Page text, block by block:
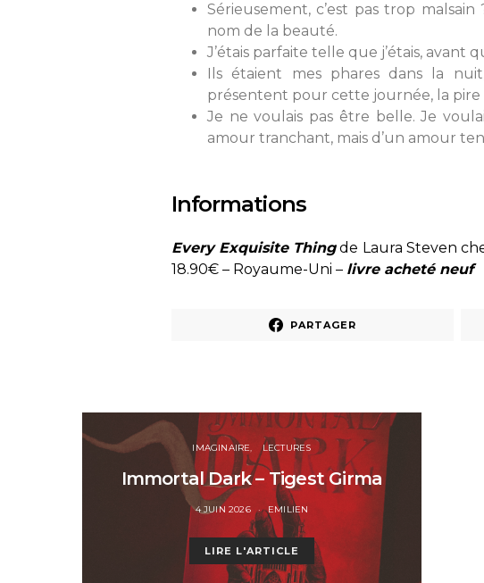
Sérieusement, c’est pas trop
nom de la beauté.
J’étais parfaite telle que j’étais, avant
Ils étaient mes phares dans la
présentent pour cette journée, la pire
Je ne voulais pas être belle. Je
amour tranchant, mais d’un amour
Informations
Every Exquisite Thingde Laura Steven
18.90€ – Royaume-Uni – livre acheté neuf
PARTAGER
IMAGINAIRE LECTURES
Immortal Dark – Tigest Girma
POSTED
4 JUIN 2026 EMILIEN
LIRE L'ARTICLE